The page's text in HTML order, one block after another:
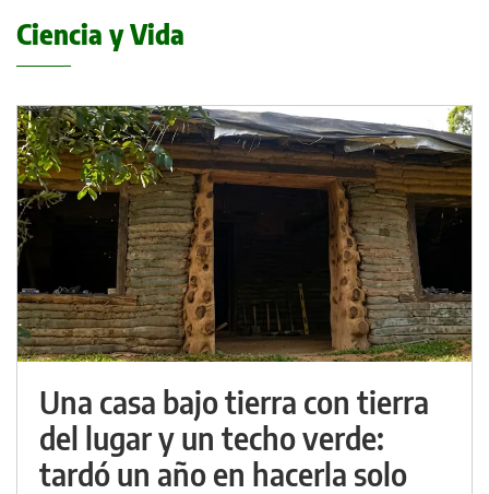
Ciencia y Vida
Una casa bajo tierra con tierra
del lugar y un techo verde:
tardó un año en hacerla solo